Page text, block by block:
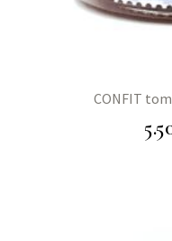
CONFIT